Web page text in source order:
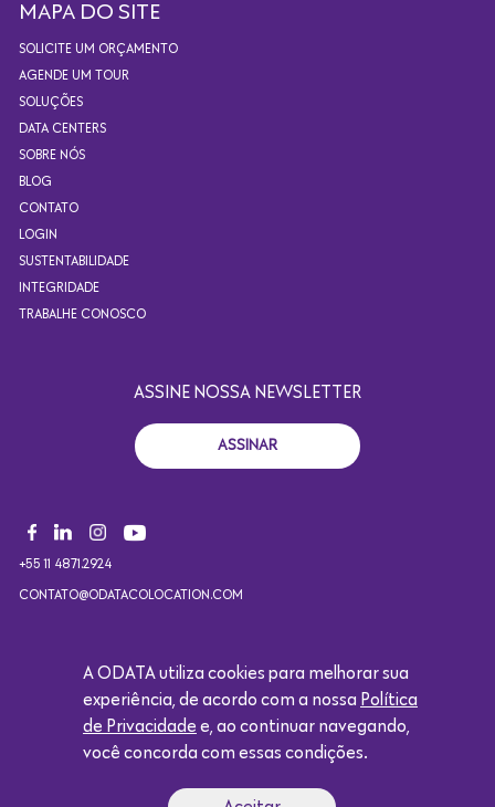
MAPA DO SITE
SOLICITE UM ORÇAMENTO
AGENDE UM TOUR
SOLUÇÕES
DATA CENTERS
SOBRE NÓS
BLOG
CONTATO
LOGIN
SUSTENTABILIDADE
INTEGRIDADE
TRABALHE CONOSCO
ASSINE NOSSA NEWSLETTER
ASSINAR
+55 11 4871.2924
CONTATO@ODATACOLOCATION.COM
Copyright 2021. Todos os direitos reservados. Design por
A ODATA utiliza cookies para melhorar sua
experiência, de acordo com a nossa Política
de Privacidade e, ao continuar navegando,
você concorda com essas condições.
Logótipo da Google